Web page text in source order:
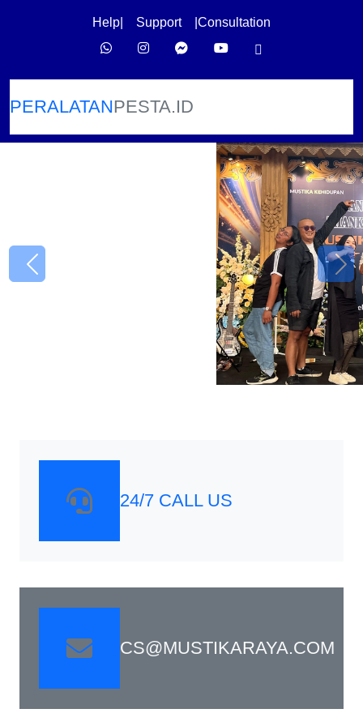
Help Support Consultation
PERALATANPESTA.ID
24/7 CALL US
CS@MUSTIKARAYA.COM